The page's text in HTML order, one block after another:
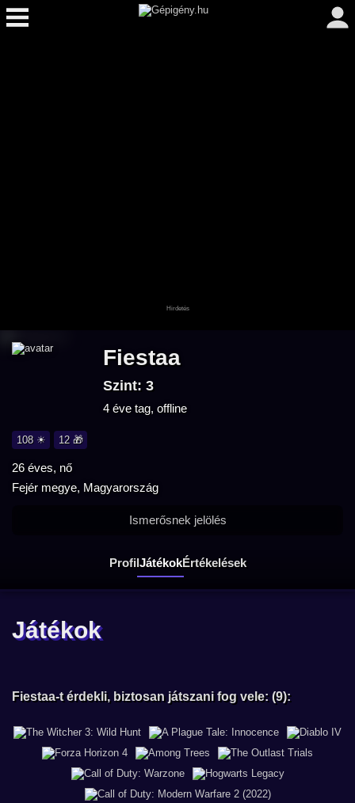
Fiestaa
Szint: 3
4 éve tag, offline
108 ☀ 12 🎁
26 éves, nő
Fejér megye, Magyarország
ProfilJátékokÉrtékelések
Ismerősnek jelölés
Játékok
Fiestaa-t érdekli, biztosan játszani fog vele: (9):